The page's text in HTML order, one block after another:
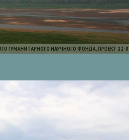
ГУМАНИТАРНОГО НАУЧНОГО ФОНДА, ПРОЕКТ 12-